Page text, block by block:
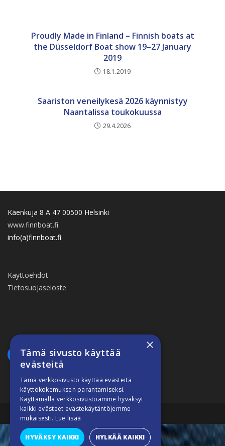
Proudly Made in Finland – Finnish boats at
the Düsseldorf Boat show 19–27 January
2019
18.1.2019
Saariston veneilykesä 2026 käynnistyy
Naantalissa toukokuussa
29.4.2026
Käenkuja 8 A 47 00500 Helsinki
www.finnboat.fi
info(a)finnboat.fi
Käyttöehdot
Tietosuojaseloste
Suomiveneilee © 2026
×
Tämä sivusto käyttää
evästeitä
Tämä verkkosivusto käyttää evästeitä
käyttökokemuksen parantamiseksi.
Käyttämällä verkkosivustoamme hyväksyt
kaikki evästeet evästekäytäntöjemme
mukaisesti. Lue lisää
HYVÄKSY KAIKKI HYLKÄÄ KAIKKI